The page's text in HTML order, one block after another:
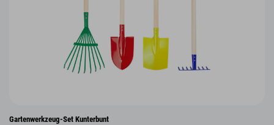
Gartenwerkzeug-Set Kunterbunt